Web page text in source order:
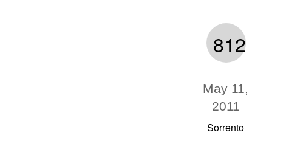
812
May 11,
2011
Sorrento